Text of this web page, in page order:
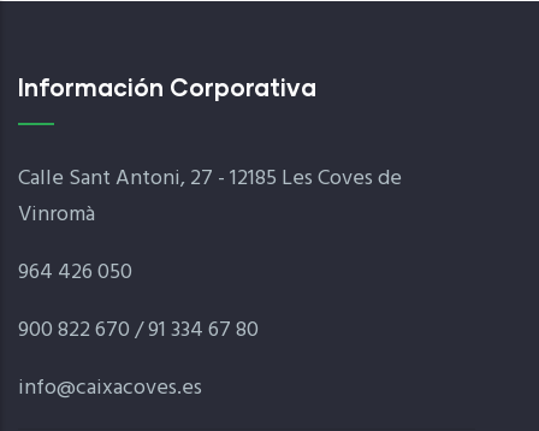
Información Corporativa
Calle Sant Antoni, 27 - 12185 Les Coves de
Vinromà
964 426 050
900 822 670 / 91 334 67 80
info@caixacoves.es